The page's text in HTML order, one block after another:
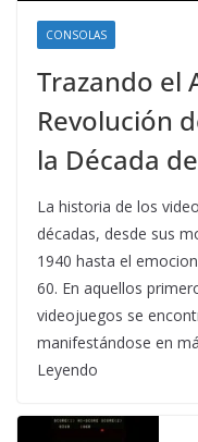
CONSOLAS
Trazando el
Revolución
la Década
La historia de los
décadas, desde sus
1940 hasta el
60. En aquellos
videojuegos se
manifestándose en
Leyendo